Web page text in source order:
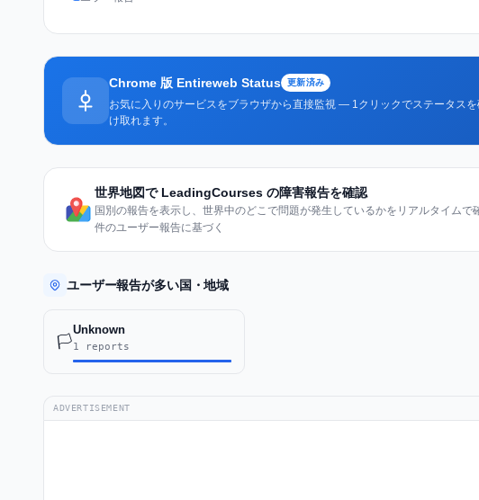
Chrome 版 Entireweb Status 更新済み
お気に入りのサービスをブラウザから直接監視 — 1クリックでステータス
け取れます。
世界地図で LeadingCourses の障害報告を確認
国別の報告を表示し、世界中のどこで問題が発生しているかをリアルタイム
件のユーザー報告に基づく
ユーザー報告が多い国・地域
🏳️
Unknown
1 reports
ADVERTISEMENT